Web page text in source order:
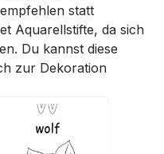
statt
Aquarellstifte, da sich
Du kannst diese
zur Dekoration